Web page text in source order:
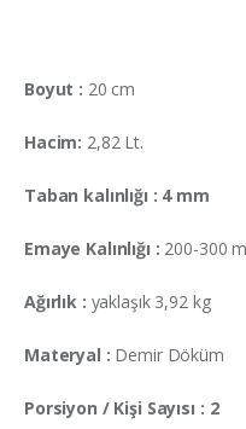
Boyut : 20 cm
Hacim: 2,82 Lt.
Taban kalınlığı : 4 mm
Emaye Kalınlığı : 200-300
Ağırlık : yaklaşık 3,92 kg
Materyal : Demir Döküm
Porsiyon / Kişi Sayısı : 2